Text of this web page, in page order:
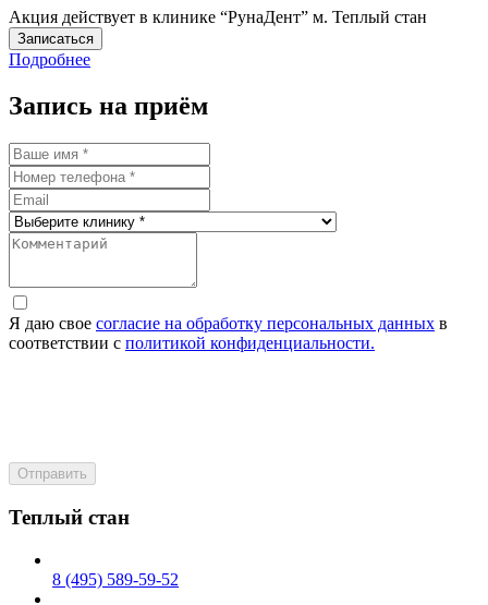
Акция действует в клинике “РунаДент” м. Теплый стан
Записаться
Подробнее
Запись на приём
Я даю свое согласие на обработку персональных данных в
соответствии с политикой конфиденциальности.
Отправить
Теплый стан
8 (495) 589-59-52